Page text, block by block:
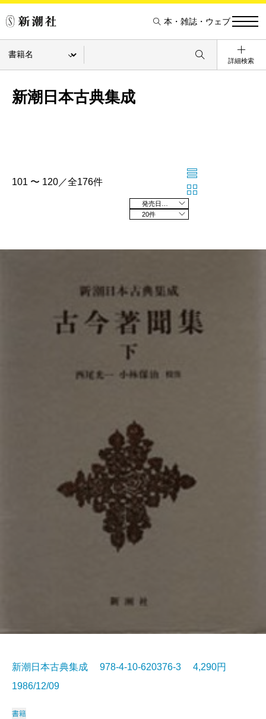
本・雑誌・ウェブ
詳細検索
新潮日本古典集成
101 〜 120／全176件
20件
新潮日本古典集成 978-4-10-620376-3 4,290円
1986/12/09
書籍